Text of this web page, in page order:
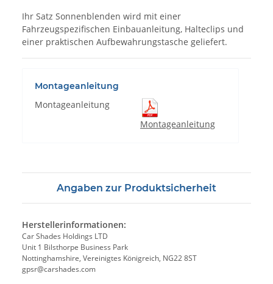
Ihr Satz Sonnenblenden wird mit einer
Fahrzeugspezifischen Einbauanleitung, Halteclips und
einer praktischen Aufbewahrungstasche geliefert.
Montageanleitung
Montageanleitung
Montageanleitung
Angaben zur Produktsicherheit
Herstellerinformationen:
Car Shades Holdings LTD
Unit 1 Bilsthorpe Business Park
Nottinghamshire, Vereinigtes Königreich, NG22 8ST
gpsr@carshades.com